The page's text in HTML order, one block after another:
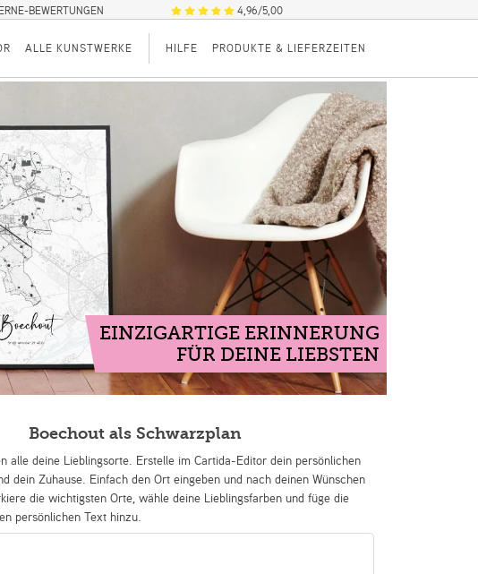
BEWERTUNGEN 4,96/5,00
ALLE KUNSTWERKE HILFE PRODUKTE & LIEFERZEITEN
EINZIGARTIGE ERINNERUNG
FÜR DEINE LIEBSTEN
Boechout als Schwarzplan
alle deine Lieblingsorte. Erstelle im Cartida-Editor dein persönlichen
dein Zuhause. Einfach den Ort eingeben und nach deinen Wünschen
die wichtigsten Orte, wähle deine Lieblingsfarben und füge die
persönlichen Text hinzu.